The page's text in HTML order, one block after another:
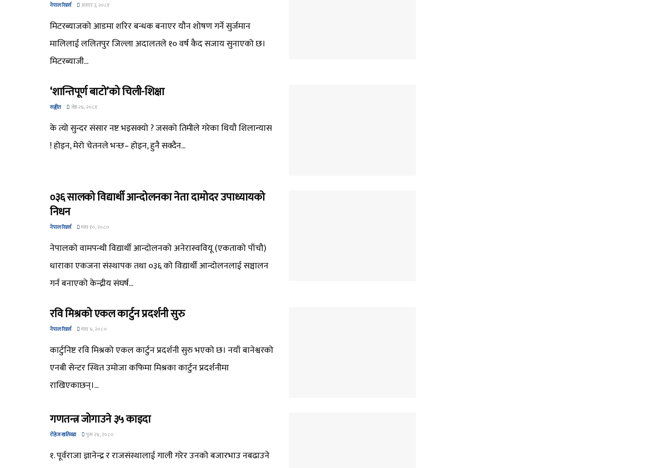
नेपाल रिडर्स असार ३, २०८१
मिटरब्याजको आडमा शरिर बन्धक बनाएर यौन शोषण गर्ने सुर्जमान
मालिलाई ललितपुर जिल्ला अदालतले १० वर्ष कैद सजाय सुनाएको छ।
मिटरब्याजी...
‘शान्तिपूर्ण बाटो’को चिली-शिक्षा
सङ्गीत जेष्ठ २४, २०८१
के त्यो सुन्दर संसार नष्ट भइसक्यो ? जसको तिमीले गरेका थियौ शिलान्यास
! होइन, मेरो चेतनले भन्छ– होइन, हुनै सक्दैन...
०३६ सालको विद्यार्थी आन्दोलनका नेता दामोदर उपाध्यायको
निधन
नेपाल रिडर्स माघ १०, २०८०
नेपालको वामपन्थी विद्यार्थी आन्दोलनको अनेरास्ववियू (एकताको पाँचौ)
धाराका एकजना संस्थापक तथा ०३६ को विद्यार्थी आन्दोलनलाई सञ्चालन
गर्न बनाएको केन्द्रीय संघर्ष...
रवि मिश्रको एकल कार्टुन प्रदर्शनी सुरु
नेपाल रिडर्स माघ ४, २०८०
कार्टुनिष्ट रवि मिश्रको एकल कार्टुन प्रदर्शनी सुरु भएको छ। नयाँ बानेश्वरको
एनबी सेन्टर स्थित उमोजा कफिमा मिश्रका कार्टुन प्रदर्शनीमा
राखिएकाछन्।...
गणतन्त्र जोगाउने ३५ काइदा
रोहेज खतिवडा पुस २४, २०८०
१. पूर्वराजा ज्ञानेन्द्र र राजसंस्थालाई गाली गरेर उनको बजारभाउ नबढाउने